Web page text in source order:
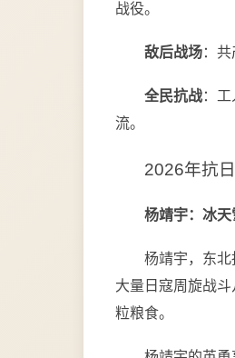
战役。
敌后战场：
全民抗战：工
流。
2026年抗
杨靖宇：冰
杨靖宇，东
大量日寇周旋战
粒粮食。